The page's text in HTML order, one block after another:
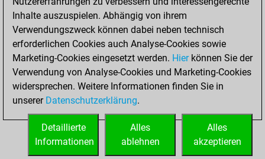
Bauer setzt Matt
0
Erstickte Matts
Unterverwandlungen
Türme auf der siebten
0
STARTSEITE
Inhalte auszuspielen. Abhängig von ihrem
Verwendungszweck können dabei neben technisch
erforderlichen Cookies auch Analyse-Cookies sowie
Marketing-Cookies eingesetzt werden. Hierkönnen Sie der
Verwendung von Analyse-Cookies und Marketing-Cookies
widersprechen. Weitere Informationen finden Sie in
unserer Datenschutzerklärung.
Alles
akzeptieren
Alles
ablehnen
Detaillierte
Informationen